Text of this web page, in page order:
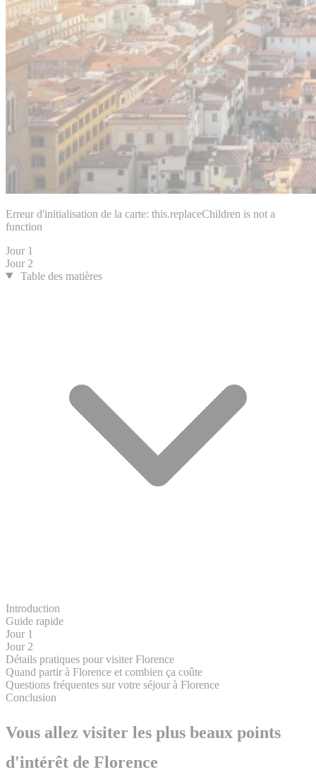
Erreur d'initialisation de la carte: this.replaceChildren is not a
function
Jour 1
Jour 2
Table des matières
Introduction
Guide rapide
Jour 1
Jour 2
Détails pratiques pour visiter Florence
Quand partir à Florence et combien ça coûte
Questions fréquentes sur votre séjour à Florence
Conclusion
Vous allez visiter les plus beaux points
d'intérêt de Florence